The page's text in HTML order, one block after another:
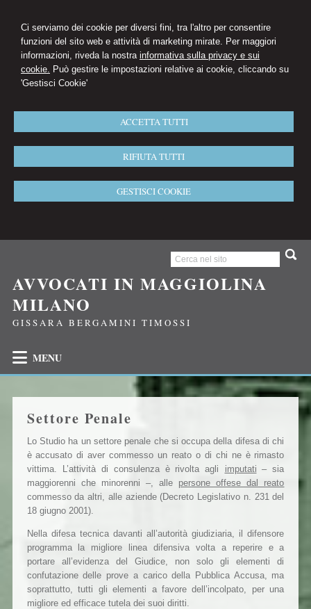
Ci serviamo dei cookie per diversi fini, tra l'altro per consentire
funzioni del sito web e attività di marketing mirate. Per maggiori
informazioni, riveda la nostra informativa sulla privacy e sui
cookie. Può gestire le impostazioni relative ai cookie, cliccando su
'Gestisci Cookie'
ACCETTA TUTTI
RIFIUTA TUTTI
GESTISCI COOKIE
AVVOCATI IN MAGGIOLINA
MILANO
GISSARA BERGAMINI TIMOSSI
MENU
Settore Penale
Lo Studio ha un settore penale che si occupa della difesa di chi
è accusato di aver commesso un reato o di chi ne è rimasto
vittima. L’attività di consulenza è rivolta agli imputati – sia
maggiorenni che minorenni –, alle persone offese dal reato
commesso da altri, alle aziende (Decreto Legislativo n. 231 del
18 giugno 2001).
Nella difesa tecnica davanti all’autorità giudiziaria, il difensore
programma la migliore linea difensiva volta a reperire e a
portare all’evidenza del Giudice, non solo gli elementi di
confutazione delle prove a carico della Pubblica Accusa, ma
soprattutto, tutti gli elementi a favore dell’incolpato, per una
migliore ed efficace tutela dei suoi diritti.